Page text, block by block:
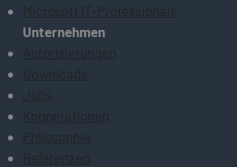
Microsoft IT-Professionals
Unternehmen
Autorisierungen
Downloads
Jobs
Kooperationen
Philosophie
Referenzen